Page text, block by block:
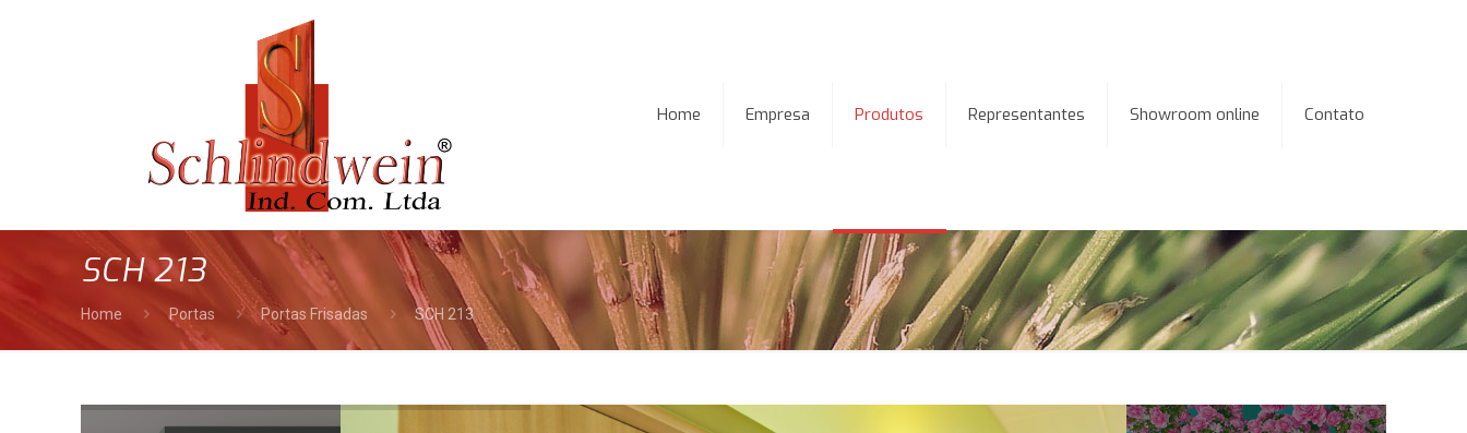
Home Empresa Produtos Representantes Showroom online Contato
SCH 213
Home Portas Portas Frisadas SCH 213